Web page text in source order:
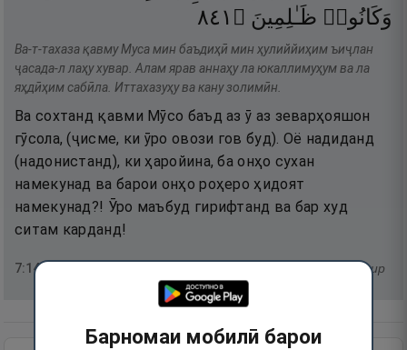
وَكَانُوا۟ ظَـٰلِمِينَ ۝ ١٤٨
Ва-т-тахаза қавму Муса мин баъдиҳӣ мин ҳулиййиҳим ъиҷлан
ҷасада-л лаҳу хувар. Алам ярав аннаҳу ла юкаллимуҳум ва ла
яҳдӣҳим сабӣла. Иттахазуҳу ва кану золимӣн.
Ва сохтанд қавми Мӯсо баъд аз ӯ аз зеварҳояшон
гӯсола, (ҷисме, ки ӯро овози гов буд). Оё надиданд
(надонистанд), ки ҳаройина, ба онҳо сухан
намекунад ва барои онҳо роҳеро ҳидоят
намекунад?! Ӯро маъбуд гирифтанд ва бар худ
ситам карданд!
7:148 тафсир
Барномаи мобилӣ барои